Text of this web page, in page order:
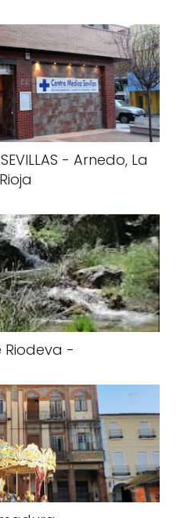
- Arnedo, La
Rioja
Riodeva -